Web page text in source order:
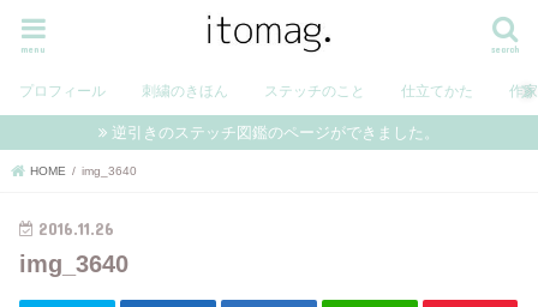
search
menu
プロフィール 刺繍のきほん ステッチのこと 仕立てかた 作
逆引きのステッチ図鑑のページができました。
HOME img_3640
2016.11.26
img_3640